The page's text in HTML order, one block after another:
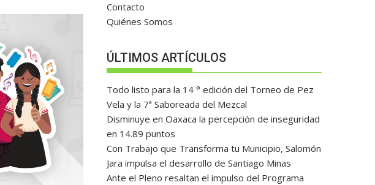
Contacto
Quiénes Somos
ÚLTIMOS ARTÍCULOS
Todo listo para la 14 ° edición del Torneo de Pez
Vela y la 7ª Saboreada del Mezcal
Disminuye en Oaxaca la percepción de inseguridad
en 14.89 puntos
Con Trabajo que Transforma tu Municipio, Salomón
Jara impulsa el desarrollo de Santiago Minas
Ante el Pleno resaltan el impulso del Programa